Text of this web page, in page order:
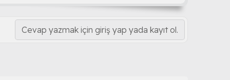
Cevap yazmak için giriş yap yada kayıt ol.